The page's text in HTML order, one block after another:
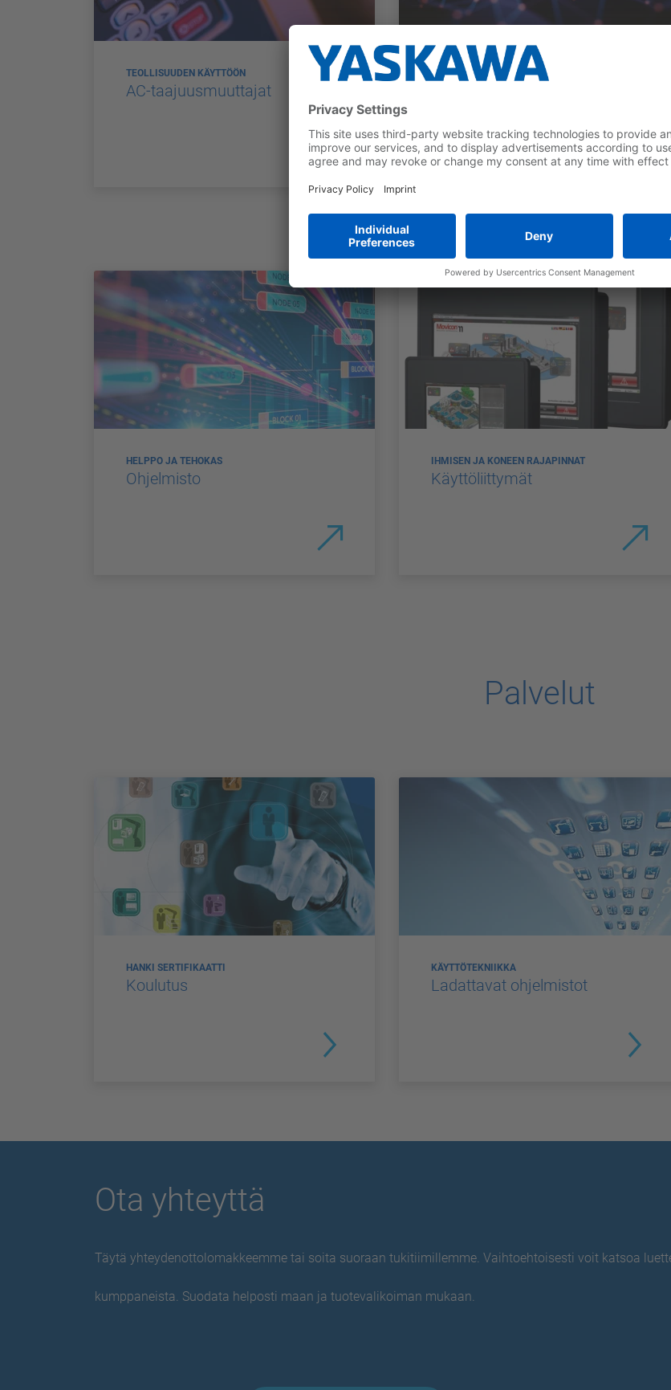
TEOLLISUUDEN KÄYTTÖÖN
AC-taajuusmuuttajat
UPOTETUT RATKAISUT
HELPPO JA TEHOKAS
Ohjelmisto
IHMISEN JA KONEEN RAJAPINNAT
Käyttöliittymät
Palvelut
HANKI SERTIFIKAATTI
Koulutus
KÄYTTÖTEKNIIKKA
Ladattavat ohjelmistot
Ota yhteyttä
Täytä yhteydenottolomakkeemme tai soita suoraan tukitiimillemme. Vaihtoehtoisesti voit katsoa
kumppaneista. Suodata helposti maan ja tuotevalikoiman mukaan.